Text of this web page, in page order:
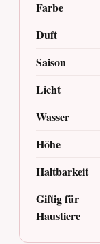
Farbe
Duft
Saison
Licht
Wasser
Höhe
Haltbarkeit
Giftig für
Haustiere